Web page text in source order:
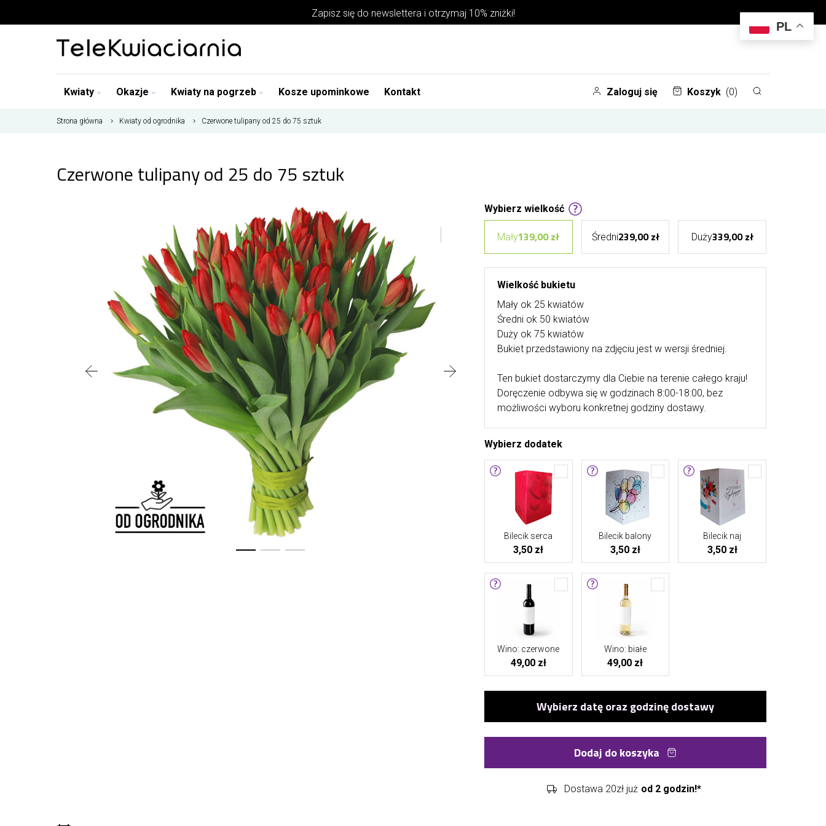
Zapisz się do newslettera i otrzymaj 10% zniżki!
Kwiaty Okazje Kwiaty na pogrzeb Kosze upominkowe Kontakt Zaloguj się Koszyk (0)
Strona główna Kwiaty od ogrodnika Czerwone tulipany od 25 do 75 sztuk
Czerwone tulipany od 25 do 75 sztuk
Wybierz wielkość
Mały139,00 zł Średni239,00 zł Duży339,00 zł
Wielkość bukietu
Mały ok 25 kwiatów
Średni ok 50 kwiatów
Duży ok 75 kwiatów
Bukiet przedstawiony na zdjęciu jest w wersji średniej.
Ten bukiet dostarczymy dla Ciebie na terenie całego kraju!
Doręczenie odbywa się w godzinach 8:00-18:00, bez
możliwości wyboru konkretnej godziny dostawy.
Wybierz dodatek
Bilecik serca
3,50 zł
Bilecik balony
3,50 zł
Bilecik naj
3,50 zł
Wino: czerwone
49,00 zł
Wino: białe
49,00 zł
Dodaj do koszyka
Dostawa 20zł już od 2 godzin!*
PL